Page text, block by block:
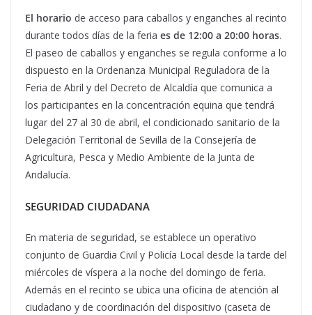
El horario de acceso para caballos y enganches al recinto
durante todos días de la feria es de 12:00 a 20:00 horas.
El paseo de caballos y enganches se regula conforme a lo
dispuesto en la Ordenanza Municipal Reguladora de la
Feria de Abril y del Decreto de Alcaldía que comunica a
los participantes en la concentración equina que tendrá
lugar del 27 al 30 de abril, el condicionado sanitario de la
Delegación Territorial de Sevilla de la Consejería de
Agricultura, Pesca y Medio Ambiente de la Junta de
Andalucía.
SEGURIDAD CIUDADANA
En materia de seguridad, se establece un operativo
conjunto de Guardia Civil y Policía Local desde la tarde del
miércoles de víspera a la noche del domingo de feria.
Además en el recinto se ubica una oficina de atención al
ciudadano y de coordinación del dispositivo (caseta de